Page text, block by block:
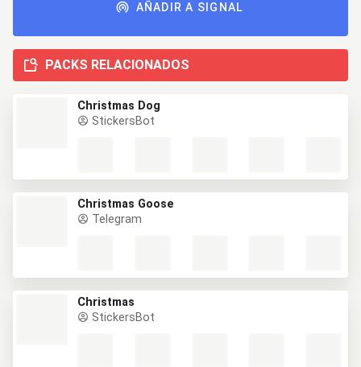
AÑADIR A SIGNAL
PACKS RELACIONADOS
Christmas Dog
StickersBot
Christmas Goose
Telegram
Christmas
StickersBot